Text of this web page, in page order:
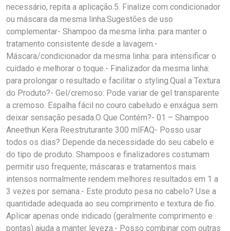
necessário, repita a aplicação.5. Finalize com condicionador
ou máscara da mesma linha.Sugestões de uso
complementar- Shampoo da mesma linha: para manter o
tratamento consistente desde a lavagem.-
Máscara/condicionador da mesma linha: para intensificar o
cuidado e melhorar o toque.- Finalizador da mesma linha:
para prolongar o resultado e facilitar o styling.Qual a Textura
do Produto?- Gel/cremoso: Pode variar de gel transparente
a cremoso. Espalha fácil no couro cabeludo e enxágua sem
deixar sensação pesada.O Que Contém?- 01 – Shampoo
Aneethun Kera Reestruturante 300 mlFAQ- Posso usar
todos os dias? Depende da necessidade do seu cabelo e
do tipo de produto. Shampoos e finalizadores costumam
permitir uso frequente; máscaras e tratamentos mais
intensos normalmente rendem melhores resultados em 1 a
3 vezes por semana.- Este produto pesa no cabelo? Use a
quantidade adequada ao seu comprimento e textura de fio.
Aplicar apenas onde indicado (geralmente comprimento e
pontas) ajuda a manter leveza.- Posso combinar com outras